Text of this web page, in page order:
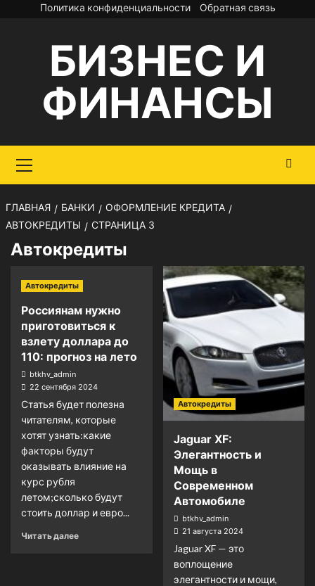
Перейти
содержимому
Политика конфиденциальности Обратная связь
БИЗНЕС И
ФИНАНСЫ
меню
ГЛАВНАЯ БАНКИ
ОФОРМЛЕНИЕ КРЕДИТА
АВТОКРЕДИТЫ
СТРАНИЦА 3
Автокредиты
Автокредиты
Россиянам нужно
приготовиться к
взлету доллара до
110: прогноз на лето
btkhv_admin
22 сентября 2024
Статья будет полезна
читателям, которые
хотят узнать:какие
факторы будут
оказывать влияние на
курс рубля
летом;сколько будут
стоить доллар и евро...
Читать далее
Автокредиты
Jaguar XF:
Элегантность и
Мощь в
Современном
Автомобиле
btkhv_admin
21 августа 2024
Jaguar XF — это
воплощение
элегантности и мощи,